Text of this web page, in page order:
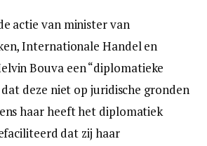
actie van minister van
Internationale Handel en
Bouva een “diplomatieke
deze niet op juridische gronden
haar heeft het diplomatiek
dat zij haar